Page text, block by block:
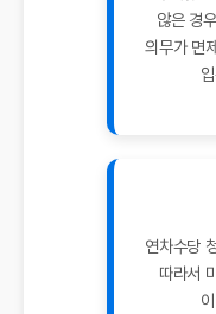
않은 경
의무가 면
연차수당
따라서